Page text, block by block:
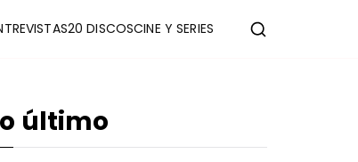
20 DISCOSCINE Y SERIES
último